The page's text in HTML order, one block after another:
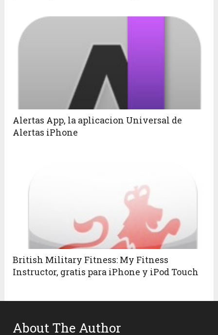
Alertas App, la aplicacion Universal de
Alertas iPhone
British Military Fitness: My Fitness
Instructor, gratis para iPhone y iPod Touch
About The Author